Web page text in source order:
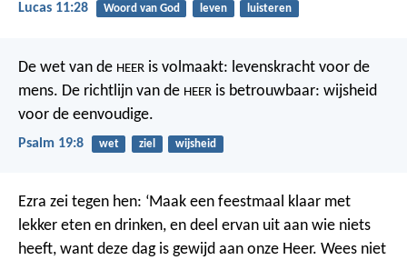
Lucas 11:28 Woord van God leven luisteren
De wet van de HEER is volmaakt: levenskracht voor de
mens. De richtlijn van de HEER is betrouwbaar: wijsheid
voor de eenvoudige.
Psalm 19:8 wet ziel wijsheid
Ezra zei tegen hen: ‘Maak een feestmaal klaar met
lekker eten en drinken, en deel ervan uit aan wie niets
heeft, want deze dag is gewijd aan onze Heer. Wees niet